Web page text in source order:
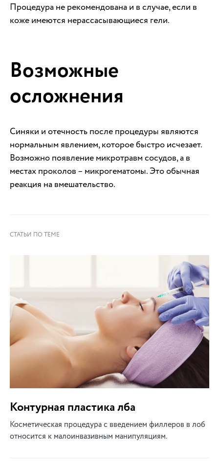
Процедура не рекомендована и в случае, если в
коже имеются нерассасывающиеся гели.
Возможные
осложнения
Синяки и отечность после процедуры являются
нормальным явлением, которое быстро исчезает.
Возможно появление микротравм сосудов, а в
местах проколов – микрогематомы. Это обычная
реакция на вмешательство.
Контурная пластика лба
Косметическая процедура с введением филлеров в лоб
относится к малоинвазивным манипуляциям.